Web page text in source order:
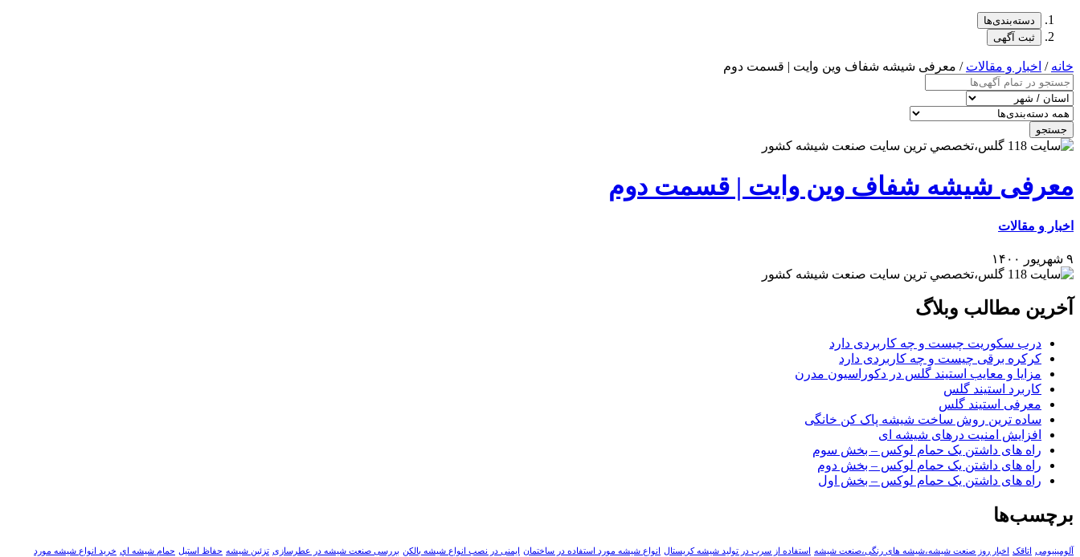
دسته‌بندی‌ها
ثبت آگهی
خانه / اخبار و مقالات / معرفی شیشه شفاف وین وایت | قسمت دوم
جستجو
معرفی شیشه شفاف وین وایت | قسمت دوم
اخبار و مقالات
۹ شهریور ۱۴۰۰
آخرین مطالب وبلاگ
درب سکوریت چیست و چه کاربردی دارد
کرکره برقی چیست و چه کاربردی دارد
مزایا و معایب استیند گلس در دکوراسیون مدرن
کاربرد استیند گلس
معرفی استیند گلس
ساده ترین روش ساخت شیشه پاک کن خانگی
افزایش امنیت درهای شیشه ای
راه های داشتن یک حمام لوکس – بخش سوم
راه های داشتن یک حمام لوکس – بخش دوم
راه های داشتن یک حمام لوکس – بخش اول
برچسب‌ها
آلومینیومی اتاقک اخبار روز صنعت شیشه،شیشه های رنگی،صنعت شیشه استفاده از سرب در تولید شیشه کریستال انواع شیشه مورد استفاده در ساختمان ایمنی در نصب انواع شیشه بالکن بررسی صنعت شیشه در عطرسازی تزئین شیشه حفاظ استیل حمام شيشه اي خرید انواع شیشه مورد